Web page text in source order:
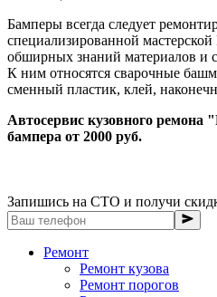
Бамперы всегда следует
специализированной мастерской
обширных знаний материалов и
К ним относятся сварочные
сменный пластик, клей,
Автосервис кузовного ремона
бампера от 2000 руб.
Запишись на СТО и получи
Ремонт
Ремонт кузова
Ремонт порогов